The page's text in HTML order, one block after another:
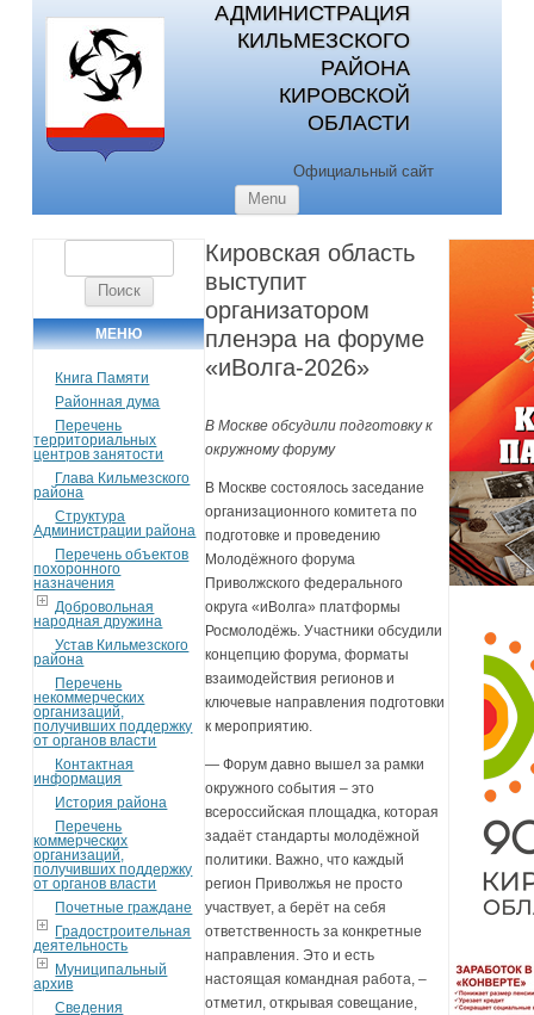
АДМИНИСТРАЦИЯ
КИЛЬМЕЗСКОГО
РАЙОНА
КИРОВСКОЙ
ОБЛАСТИ
Официальный сайт
Menu
МЕНЮ
Книга Памяти
Районная дума
Перечень
территориальных
центров занятости
Глава Кильмезского
района
Структура
Администрации района
Перечень объектов
похоронного
назначения
Добровольная
народная дружина
Устав Кильмезского
района
Перечень
некоммерческих
организаций,
получивших поддержку
от органов власти
Контактная
информация
История района
Перечень
коммерческих
организаций,
получивших поддержку
от органов власти
Почетные граждане
Градостроительная
деятельность
Муниципальный
архив
Сведения
Кировская область
выступит
организатором
пленэра на форуме
«иВолга-2026»
В Москве обсудили подготовку к
окружному форуму
В Москве состоялось заседание
организационного комитета по
подготовке и проведению
Молодёжного форума
Приволжского федерального
округа «иВолга» платформы
Росмолодёжь. Участники обсудили
концепцию форума, форматы
взаимодействия регионов и
ключевые направления подготовки
к мероприятию.
— Форум давно вышел за рамки
окружного события – это
всероссийская площадка, которая
задаёт стандарты молодёжной
политики. Важно, что каждый
регион Приволжья не просто
участвует, а берёт на себя
ответственность за конкретные
направления. Это и есть
настоящая командная работа, –
отметил, открывая совещание,